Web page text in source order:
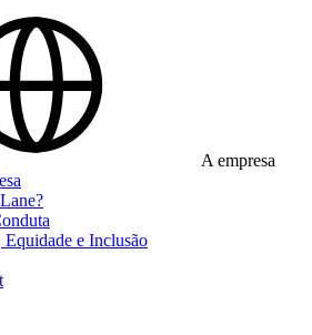
A empresa
e Inclusão